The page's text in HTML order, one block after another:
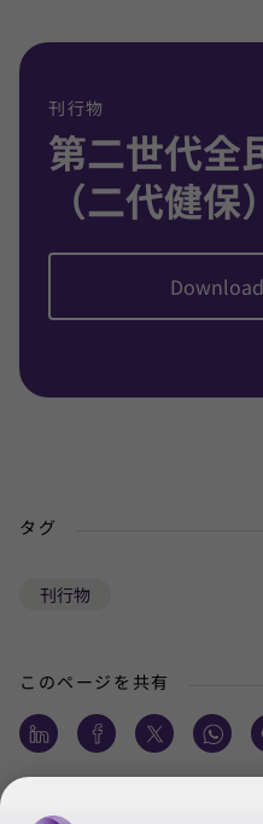
刊行物
第二世代全
（二代健保）
タグ
刊行物
このページを共有